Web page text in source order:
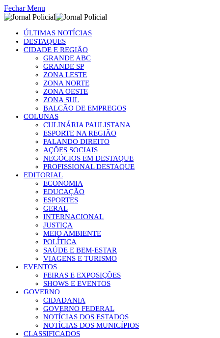
Fechar Menu
ÚLTIMAS NOTÍCIAS
DESTAQUES
CIDADE E REGIÃO
GRANDE ABC
GRANDE SP
ZONA LESTE
ZONA NORTE
ZONA OESTE
ZONA SUL
BALCÃO DE EMPREGOS
COLUNAS
CULINÁRIA PAULISTANA
ESPORTE NA REGIÃO
FALANDO DIREITO
AÇÕES SOCIAIS
NEGÓCIOS EM DESTAQUE
PROFISSIONAL DESTAQUE
EDITORIAL
ECONOMIA
EDUCAÇÃO
ESPORTES
GERAL
INTERNACIONAL
JUSTIÇA
MEIO AMBIENTE
POLÍTICA
SAÚDE E BEM-ESTAR
VIAGENS E TURISMO
EVENTOS
FEIRAS E EXPOSIÇÕES
SHOWS E EVENTOS
GOVERNO
CIDADANIA
GOVERNO FEDERAL
NOTÍCIAS DOS ESTADOS
NOTÍCIAS DOS MUNICÍPIOS
CLASSIFICADOS